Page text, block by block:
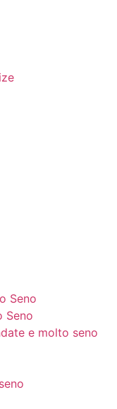
Seno
Seno
e molto seno